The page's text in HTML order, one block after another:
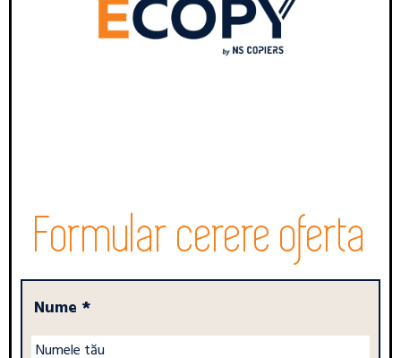
Formular cerere oferta
Nume *